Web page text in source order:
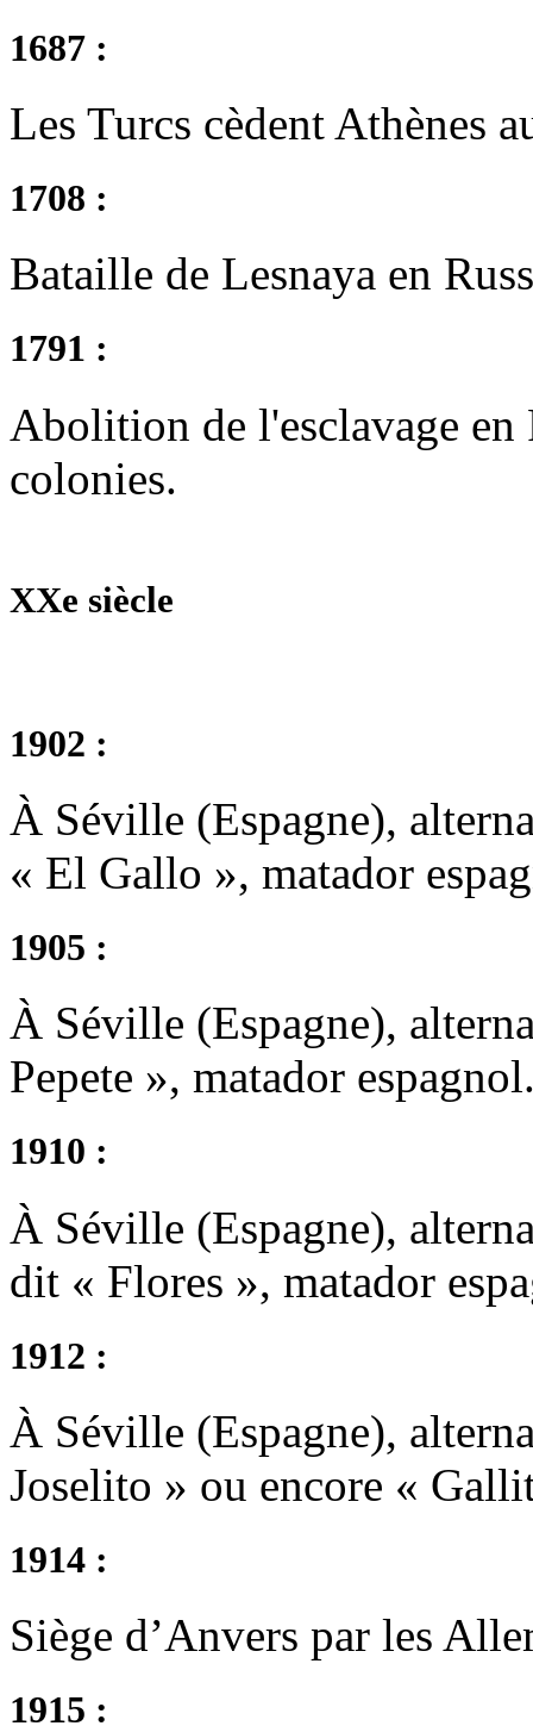
1687 :
Les Turcs cèdent Athènes
1708 :
Bataille de Lesnaya en
1791 :
Abolition de l'esclavage en
colonies.
XXe siècle
1902 :
À Séville (Espagne),
« El Gallo », matador
1905 :
À Séville (Espagne),
Pepete », matador
1910 :
À Séville (Espagne),
dit « Flores », matador
1912 :
À Séville (Espagne),
Joselito » ou encore «
1914 :
Siège d’Anvers par les
1915 :